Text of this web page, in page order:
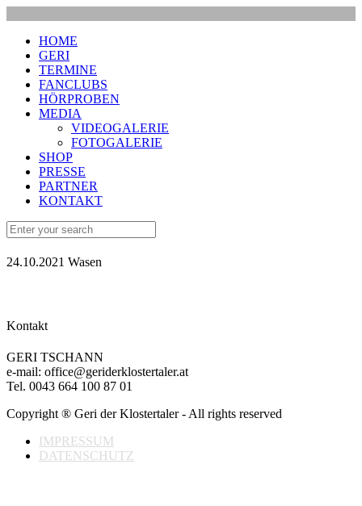
HOME
GERI
TERMINE
FANCLUBS
HÖRPROBEN
MEDIA
VIDEOGALERIE
FOTOGALERIE
SHOP
PRESSE
PARTNER
KONTAKT
24.10.2021 Wasen
Kontakt
GERI TSCHANN
e-mail: office@geriderklostertaler.at
Tel. 0043 664 100 87 01
Copyright ® Geri der Klostertaler - All rights reserved
IMPRESSUM
DATENSCHUTZ